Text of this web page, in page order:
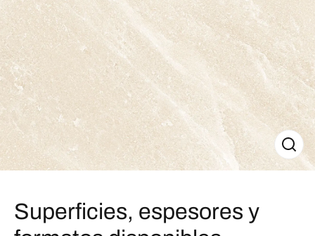
Superficies, espesores y